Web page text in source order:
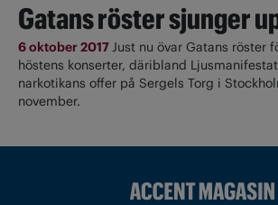
Gatans röster sjunger
6 oktober 2017Just nu övar Gatans röster
höstens konserter, däribland
narkotikans offer på Sergels Torg i
november.